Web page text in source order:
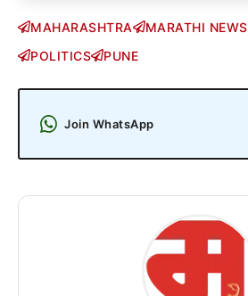
MAHARASHTRA MARATHI NEWS
POLITICS
PUNE
Join WhatsApp